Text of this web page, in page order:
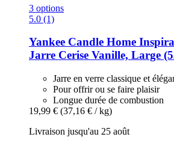
3 options
5.0 (1)
Yankee Candle Home
Jarre Cerise Vanille, Large
Jarre en verre classique et
Pour offrir ou se faire plaisir
Longue durée de combustion
19,99 € (37,16 € / kg)
Livraison jusqu'au 25 août